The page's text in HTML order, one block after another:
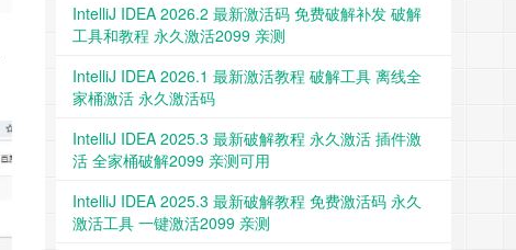
IntelliJ IDEA 2026.2 最新激活码 免费破解补发 破解
工具和教程 永久激活2099 亲测
IntelliJ IDEA 2026.1 最新激活教程 破解工具 离线全
家桶激活 永久激活码
IntelliJ IDEA 2025.3 最新破解教程 永久激活 插件激
活 全家桶破解2099 亲测可用
IntelliJ IDEA 2025.3 最新破解教程 免费激活码 永久
激活工具 一键激活2099 亲测